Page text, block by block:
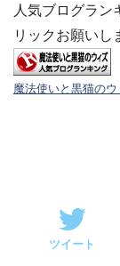
人気ブログラン
リックお願い
魔法使いと黒猫の
ツイート